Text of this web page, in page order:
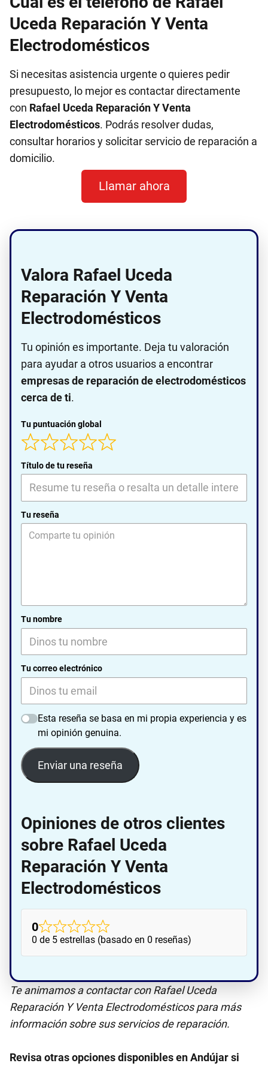
Uceda Reparación Y Venta
Electrodomésticos
Si necesitas asistencia urgente o quieres pedir
presupuesto, lo mejor es contactar directamente
con Rafael Uceda Reparación Y Venta
Electrodomésticos. Podrás resolver dudas,
consultar horarios y solicitar servicio de reparación a
domicilio.
Llamar ahora
Valora Rafael Uceda
Reparación Y Venta
Electrodomésticos
Tu opinión es importante. Deja tu valoración
para ayudar a otros usuarios a encontrar
empresas de reparación de electrodomésticos
cerca de ti.
Tu puntuación global
Título de tu reseña
Tu reseña
Tu nombre
Tu correo electrónico
Esta reseña se basa en mi propia experiencia y es
mi opinión genuina.
Enviar una reseña
Opiniones de otros clientes
sobre Rafael Uceda
Reparación Y Venta
Electrodomésticos
0
0 de 5 estrellas (basado en 0 reseñas)
Te animamos a contactar con Rafael Uceda
Reparación Y Venta Electrodomésticos para más
información sobre sus servicios de reparación.
Revisa otras opciones disponibles en Andújar si